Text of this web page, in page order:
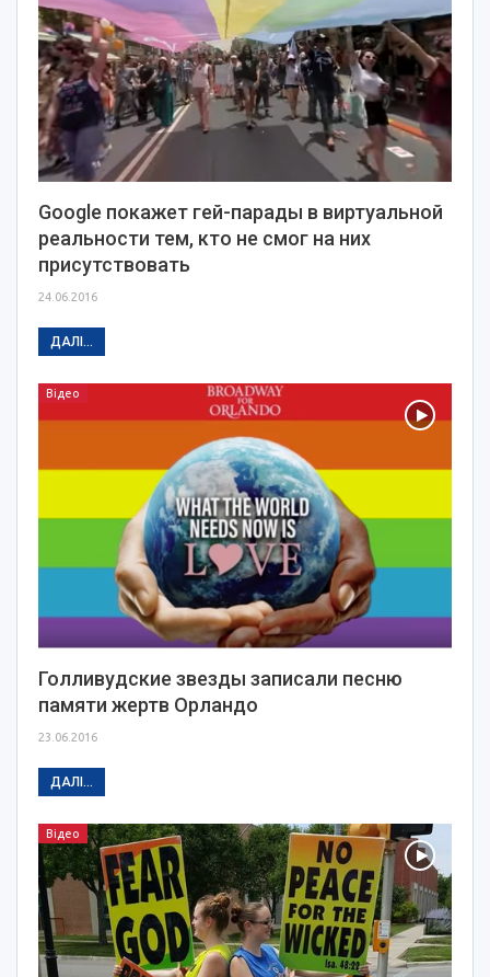
Google покажет гей-парады в виртуальной
реальности тем, кто не смог на них
присутствовать
24.06.2016
ДАЛІ...
Відео
Голливудские звезды записали песню
памяти жертв Орландо
23.06.2016
ДАЛІ...
Відео